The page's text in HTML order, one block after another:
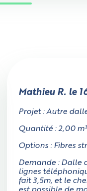
Mathieu R. le
Projet : Autre
Quantité : 2,00 m³
Options : Fibres
Demande : Dalle
lignes
fait 3,5m, et le